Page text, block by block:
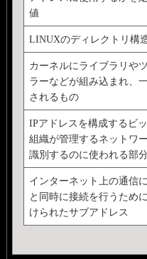
値
LINUXのディレクトリ構
カーネルにライブラリや
ラーなどが組み込まれ、
されるもの
IPアドレスを構成するビ
組織が管理するネットワ
識別するのに使われる部
インターネット上の通信
と同時に接続を行うため
けられたサブアドレス